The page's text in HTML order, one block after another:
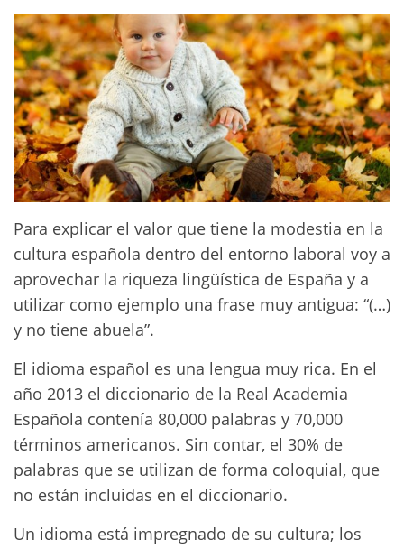
Para explicar el valor que tiene la modestia en la
cultura española dentro del entorno laboral voy a
aprovechar la riqueza lingüística de España y a
utilizar como ejemplo una frase muy antigua: “(…)
y no tiene abuela”.
El idioma español es una lengua muy rica. En el
año 2013 el diccionario de la Real Academia
Española contenía 80,000 palabras y 70,000
términos americanos. Sin contar, el 30% de
palabras que se utilizan de forma coloquial, que
no están incluidas en el diccionario.
Un idioma está impregnado de su cultura; los